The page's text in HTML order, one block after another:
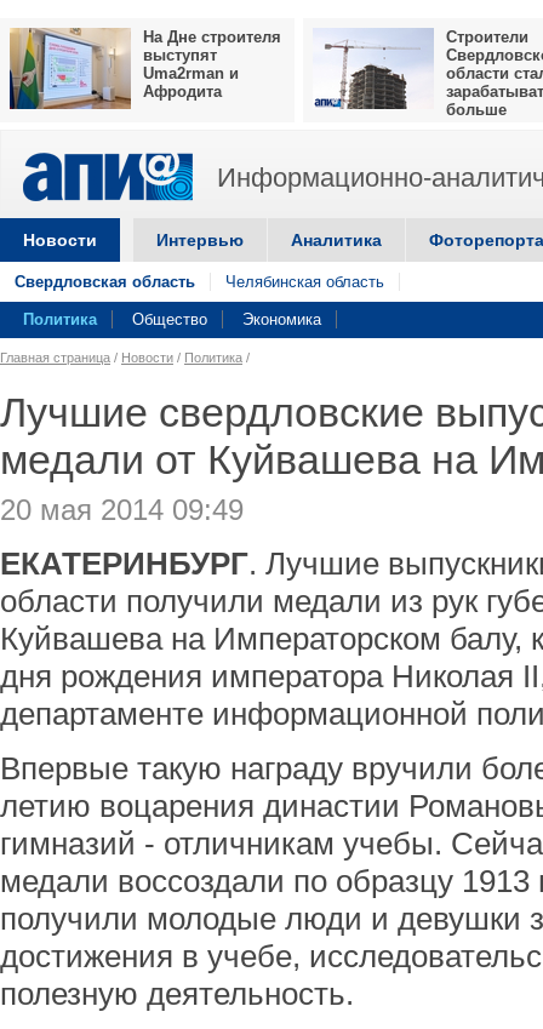
На Дне строителя
выступят
Uma2rman и
Афродита
Строители
области
больше
Информационно-
Новости Интервью Аналитика
Свердловская область Челябинская область
Политика Общество Экономика
Главная страница / Новости / Политика /
Лучшие свердловские
медали от Куйвашева на
20 мая 2014 09:49
ЕКАТЕРИНБУРГ. Лучшие
области получили медали из рук
Куйвашева на Императорском балу,
дня рождения императора Николая
департаменте информационной
Впервые такую награду вручили
летию воцарения династии
гимназий - отличникам учебы.
медали воссоздали по образцу
получили молодые люди и девушки
достижения в учебе,
полезную деятельность.